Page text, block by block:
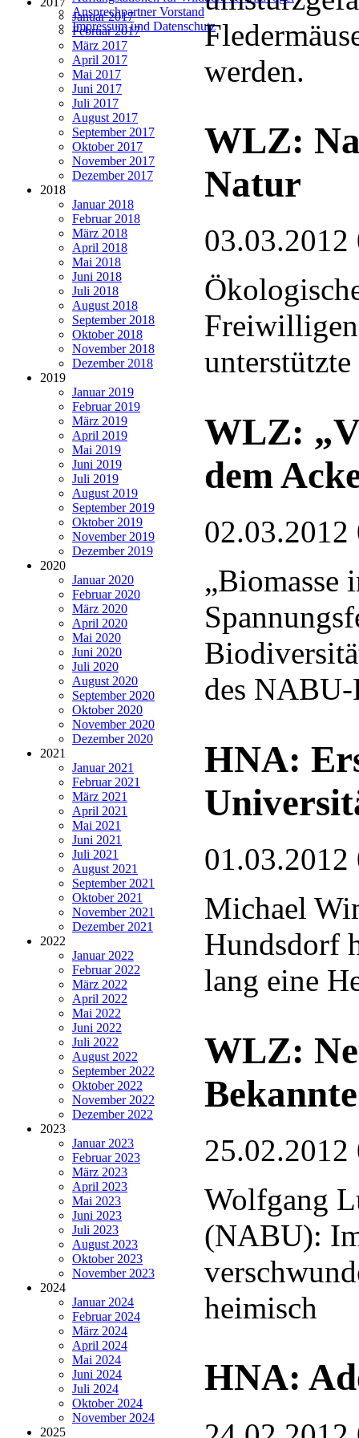
Ansprechpartner Vorstand
Impressum und Datenschutz
Januar 2017
Februar 2017
März 2017
April 2017
Mai 2017
Juni 2017
Juli 2017
August 2017
September 2017
Oktober 2017
November 2017
Dezember 2017
2018
Januar 2018
Februar 2018
März 2018
April 2018
Mai 2018
Juni 2018
Juli 2018
August 2018
September 2018
Oktober 2018
November 2018
Dezember 2018
2019
Januar 2019
Februar 2019
März 2019
April 2019
Mai 2019
Juni 2019
Juli 2019
August 2019
September 2019
Oktober 2019
November 2019
Dezember 2019
2020
Januar 2020
Februar 2020
März 2020
April 2020
Mai 2020
Juni 2020
Juli 2020
August 2020
September 2020
Oktober 2020
November 2020
Dezember 2020
2021
Januar 2021
Februar 2021
März 2021
April 2021
Mai 2021
Juni 2021
Juli 2021
August 2021
September 2021
Oktober 2021
November 2021
Dezember 2021
2022
Januar 2022
Februar 2022
März 2022
April 2022
Mai 2022
Juni 2022
Juli 2022
August 2022
September 2022
Oktober 2022
November 2022
Dezember 2022
2023
Januar 2023
Februar 2023
März 2023
April 2023
Mai 2023
Juni 2023
Juli 2023
August 2023
Oktober 2023
November 2023
2024
Januar 2024
Februar 2024
März 2024
April 2024
Mai 2024
Juni 2024
Juli 2024
Oktober 2024
November 2024
2025
werden.
WLZ:
Natur
03.03.2012
WLZ:
dem
02.03.2012
„Biomasse
des NABU-
HNA:
01.03.2012
Michael
Hundsdorf
lang eine
WLZ:
Bekannte
25.02.2012
Wolfgang
(NABU):
heimisch
HNA: